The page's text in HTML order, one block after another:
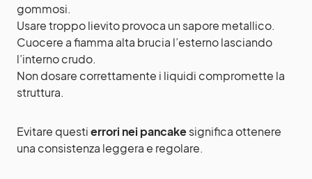
gommosi.
Usare troppo lievito provoca un sapore metallico.
Cuocere a fiamma alta brucia l’esterno lasciando
l’interno crudo.
Non dosare correttamente i liquidi compromette la
struttura.
Evitare questierrori nei pancakesignifica ottenere
una consistenza leggera e regolare.